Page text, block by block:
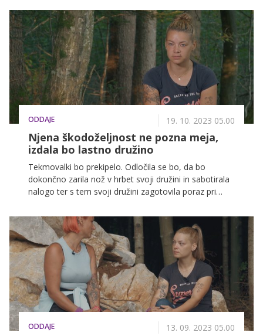
ODDAJE 19. 10. 2023 05.00
Njena škodoželjnost ne pozna meja,
izdala bo lastno družino
Tekmovalki bo prekipelo. Odločila se bo, da bo
dokončno zarila nož v hrbet svoji družini in sabotirala
nalogo ter s tem svoji družini zagotovila poraz pri
ODDAJE 13. 09. 2023 05.00